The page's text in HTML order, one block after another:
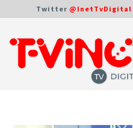
Twitter @InetTvDigital